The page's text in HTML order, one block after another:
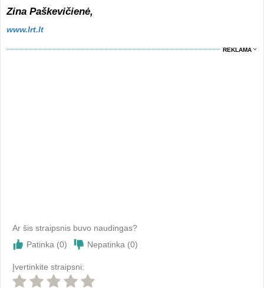
Zina Paškevičienė,
www.lrt.lt
REKLAMA
Ar šis straipsnis buvo naudingas?
Patinka (0) Nepatinka (0)
Įvertinkite straipsni: